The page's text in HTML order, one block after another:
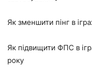
Як зменшити пінг в
Як підвищити ФПС в
року